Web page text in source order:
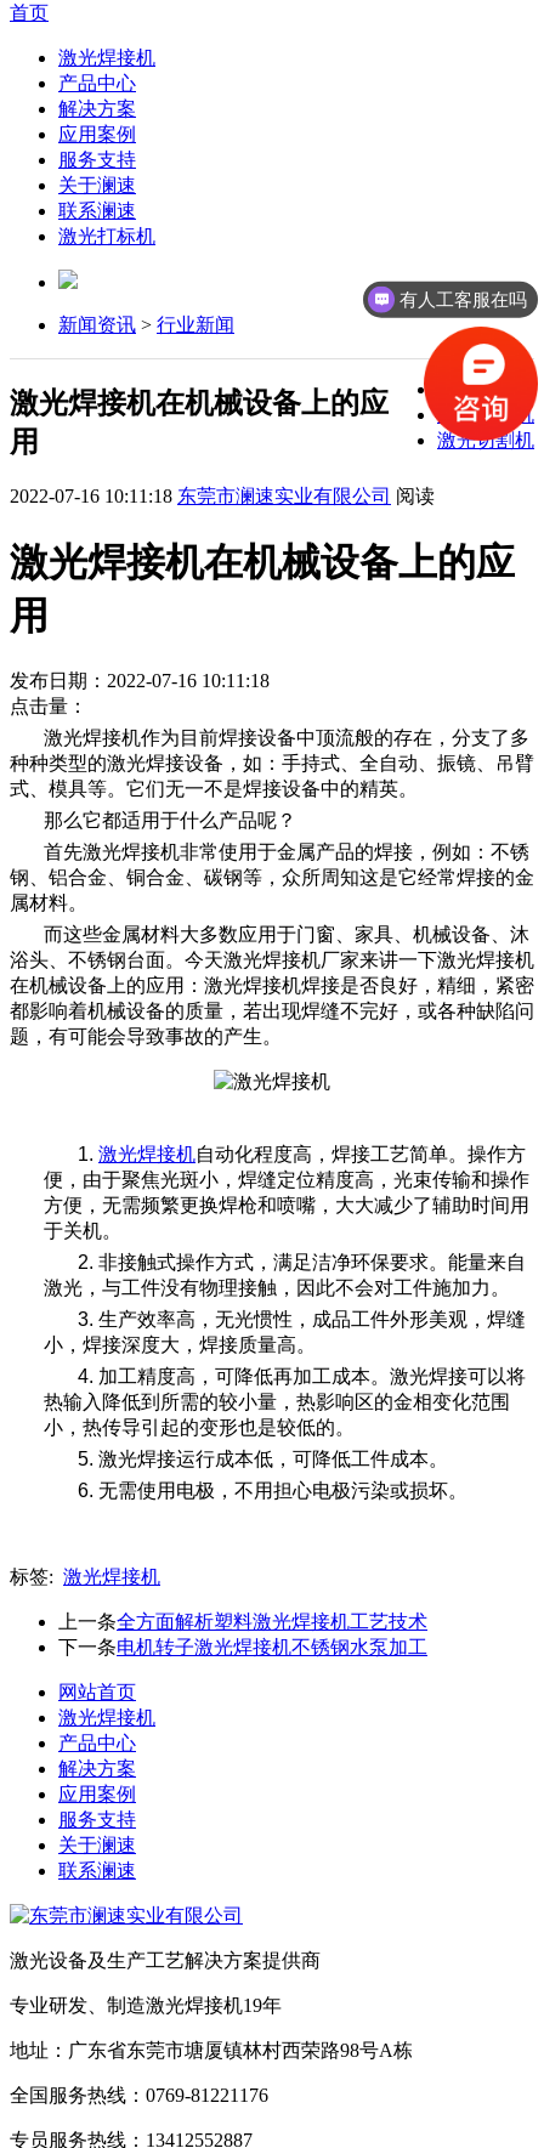
首页
激光焊接机
产品中心
解决方案
应用案例
服务支持
关于澜速
联系澜速
激光打标机
新闻资讯 > 行业新闻
激光焊接机
激光打标机
激光切割机
激光焊接机在机械设备上的应
用
2022-07-16 10:11:18 东莞市澜速实业有限公司 阅读
激光焊接机在机械设备上的应
用
发布日期：2022-07-16 10:11:18
点击量：
激光焊接机作为目前焊接设备中顶流般的存在，分支了多
种种类型的激光焊接设备，如：手持式、全自动、振镜、吊臂
式、模具等。它们无一不是焊接设备中的精英。
那么它都适用于什么产品呢？
首先激光焊接机非常使用于金属产品的焊接，例如：不锈
钢、铝合金、铜合金、碳钢等，众所周知这是它经常焊接的金
属材料。
而这些金属材料大多数应用于门窗、家具、机械设备、沐
浴头、不锈钢台面。今天激光焊接机厂家来讲一下激光焊接机
在机械设备上的应用：激光焊接机焊接是否良好，精细，紧密
都影响着机械设备的质量，若出现焊缝不完好，或各种缺陷问
题，有可能会导致事故的产生。
1. 激光焊接机自动化程度高，焊接工艺简单。操作方
便，由于聚焦光斑小，焊缝定位精度高，光束传输和操作
方便，无需频繁更换焊枪和喷嘴，大大减少了辅助时间用
于关机。
2. 非接触式操作方式，满足洁净环保要求。能量来自
激光，与工件没有物理接触，因此不会对工件施加力。
3. 生产效率高，无光惯性，成品工件外形美观，焊缝
小，焊接深度大，焊接质量高。
4. 加工精度高，可降低再加工成本。激光焊接可以将
热输入降低到所需的较小量，热影响区的金相变化范围
小，热传导引起的变形也是较低的。
5. 激光焊接运行成本低，可降低工件成本。
6. 无需使用电极，不用担心电极污染或损坏。
标签: 激光焊接机
上一条全方面解析塑料激光焊接机工艺技术
下一条电机转子激光焊接机不锈钢水泵加工
网站首页
激光焊接机
产品中心
解决方案
应用案例
服务支持
关于澜速
联系澜速
激光设备及生产工艺解决方案提供商
专业研发、制造激光焊接机19年
地址：广东省东莞市塘厦镇林村西荣路98号A栋
全国服务热线：0769-81221176
专员服务热线：13412552887
有人工客服在吗